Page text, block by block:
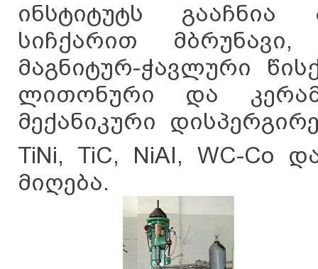
ინსტიტუტს გააჩნია
სიჩქარით მბრუნავი,
მაგნიტურ-ჭავლური
ლითონური და
მექანიკური
TiNi, TiC, NiAI, WC-Co
მიღება.